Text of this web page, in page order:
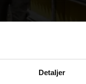
Detaljer